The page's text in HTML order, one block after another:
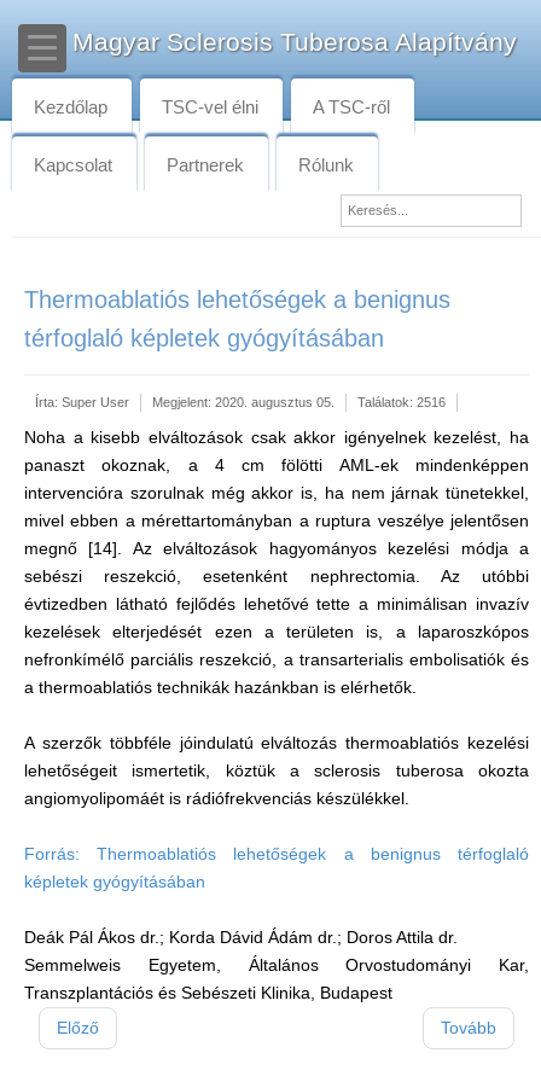
Magyar Sclerosis Tuberosa Alapítvány
Kezdőlap TSC-vel élni A TSC-ről
Kapcsolat Partnerek Rólunk
Thermoablatiós lehetőségek a benignus
térfoglaló képletek gyógyításában
Írta: Super User Megjelent: 2020. augusztus 05. Találatok: 2516
Noha a kisebb elváltozások csak akkor igényelnek kezelést, ha
panaszt okoznak, a 4 cm fölötti AML-ek mindenképpen
intervencióra szorulnak még akkor is, ha nem járnak tünetekkel,
mivel ebben a mérettartományban a ruptura veszélye jelentősen
megnő [14]. Az elváltozások hagyományos kezelési módja a
sebészi reszekció, esetenként nephrectomia. Az utóbbi
évtizedben látható fejlődés lehetővé tette a minimálisan invazív
kezelések elterjedését ezen a területen is, a laparoszkópos
nefronkímélő parciális reszekció, a transarterialis embolisatiók és
a thermoablatiós technikák hazánkban is elérhetők.
A szerzők többféle jóindulatú elváltozás thermoablatiós kezelési
lehetőségeit ismertetik, köztük a sclerosis tuberosa okozta
angiomyolipomáét is rádiófrekvenciás készülékkel.
Forrás: Thermoablatiós lehetőségek a benignus térfoglaló
képletek gyógyításában
Deák Pál Ákos dr.; Korda Dávid Ádám dr.; Doros Attila dr.
Semmelweis Egyetem, Általános Orvostudományi Kar,
Transzplantációs és Sebészeti Klinika, Budapest
Előző
Tovább